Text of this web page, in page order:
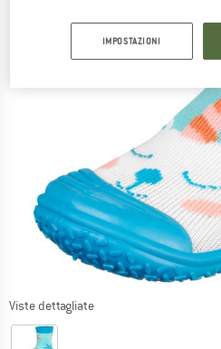
Viste dettagliate
IMPOSTAZIONI